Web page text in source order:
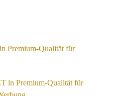
Premium-Qualität für